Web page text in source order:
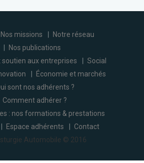
Nos missions
Notre réseau
Nos publications
soutien aux entreprises
Social
Économie et marchés
sont nos adhérents ?
Comment adhérer ?
: nos formations & prestations
Espace adhérents
Contact
Automobile © 2016